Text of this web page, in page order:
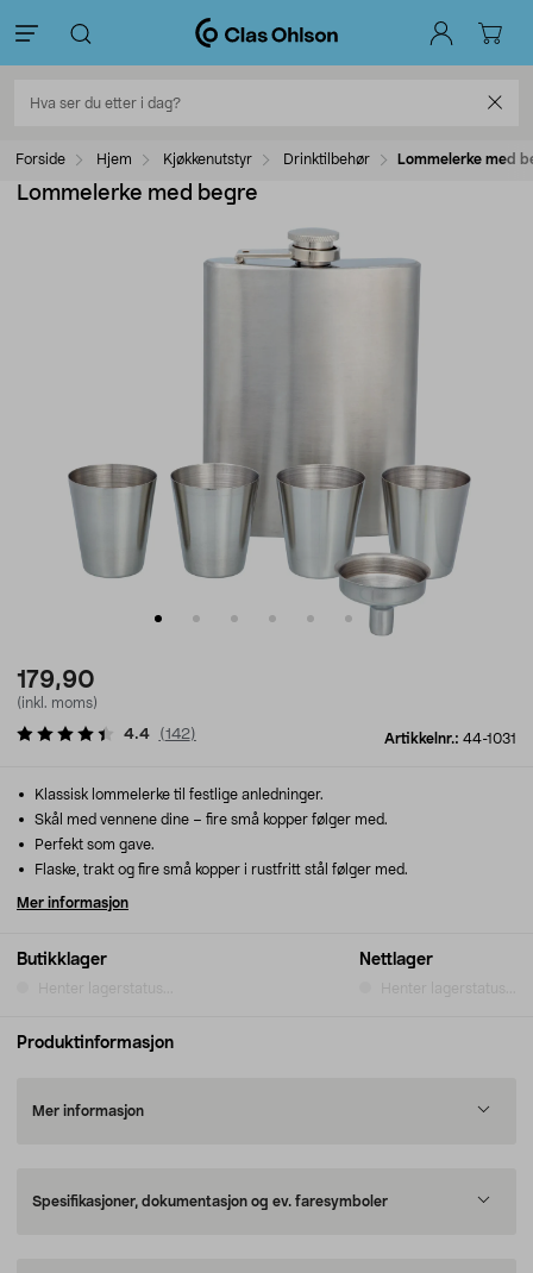
Forside Hjem Kjøkkenutstyr Drinktilbehør Lommelerke med
Lommelerke med begre
179,90
(inkl. moms)
Artikkelnr.: 44-1031
4.4 (142)
Butikklager
Henter lagerstatus...
Nettlager
Henter lagerstatus...
Klassisk lommelerke til festlige anledninger.
Skål med vennene dine – fire små kopper følger med.
Perfekt som gave.
Flaske, trakt og fire små kopper i rustfritt stål følger med.
Mer informasjon
Produktinformasjon
Mer informasjon
Spesifikasjoner, dokumentasjon og ev. faresymboler